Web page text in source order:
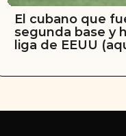
El cubano que
segunda base y
liga de EEUU